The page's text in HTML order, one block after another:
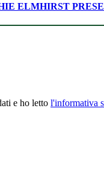
ELMHIRST
e ho letto l'informativa